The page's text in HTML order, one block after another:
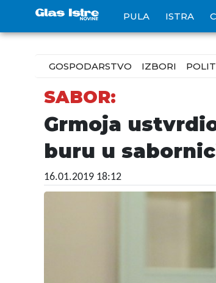
PULA ISTRA
GOSPODARSTVO IZBORI
SABOR:
Grmoja
buru u
16.01.2019 18:12